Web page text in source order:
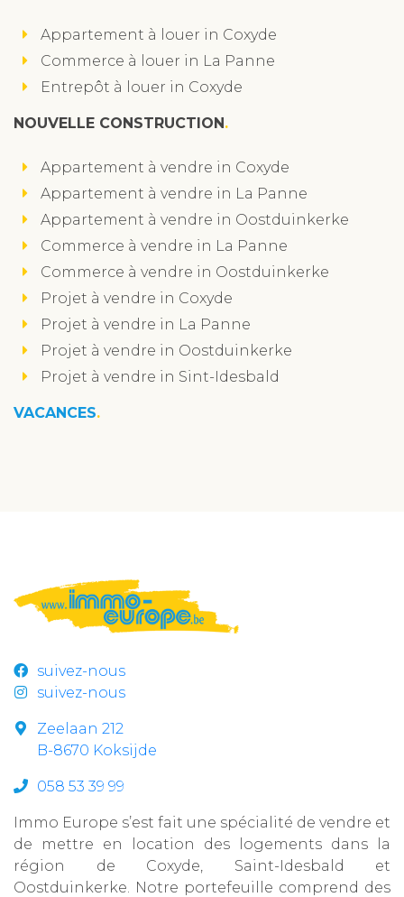
Appartement à louer in Coxyde
Commerce à louer in La Panne
Entrepôt à louer in Coxyde
NOUVELLE CONSTRUCTION
Appartement à vendre in Coxyde
Appartement à vendre in La Panne
Appartement à vendre in Oostduinkerke
Commerce à vendre in La Panne
Commerce à vendre in Oostduinkerke
Projet à vendre in Coxyde
Projet à vendre in La Panne
Projet à vendre in Oostduinkerke
Projet à vendre in Sint-Idesbald
VACANCES
suivez-nous
suivez-nous
Zeelaan 212
B-8670 Koksijde
058 53 39 99
Immo Europe s’est fait une spécialité de vendre et
de mettre en location des logements dans la
région de Coxyde, Saint-Idesbald et
Oostduinkerke. Notre portefeuille comprend des